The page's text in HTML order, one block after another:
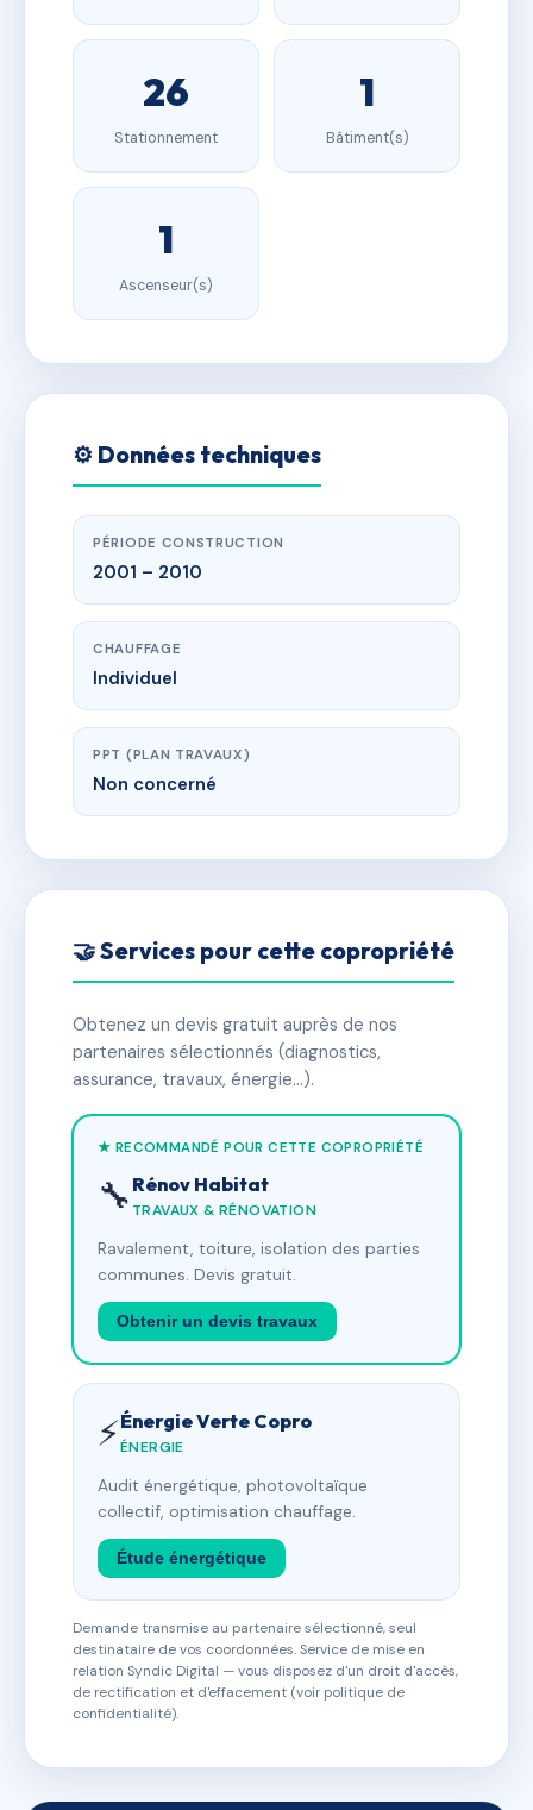
26
Stationnement
1
Bâtiment(s)
1
Ascenseur(s)
⚙️ Données techniques
PÉRIODE CONSTRUCTION
2001 – 2010
CHAUFFAGE
Individuel
PPT (PLAN TRAVAUX)
Non concerné
🤝 Services pour cette copropriété
Obtenez un devis gratuit auprès de nos
partenaires sélectionnés (diagnostics,
assurance, travaux, énergie…).
★ RECOMMANDÉ POUR CETTE COPROPRIÉTÉ
🔧 Rénov Habitat
TRAVAUX & RÉNOVATION
Ravalement, toiture, isolation des parties
communes. Devis gratuit.
Obtenir un devis travaux
⚡Énergie Verte Copro
ÉNERGIE
Audit énergétique, photovoltaïque
collectif, optimisation chauffage.
Étude énergétique
Demande transmise au partenaire sélectionné, seul
destinataire de vos coordonnées. Service de mise en
relation Syndic Digital — vous disposez d'un droit d'accès,
de rectification et d'effacement (voir politique de
confidentialité).